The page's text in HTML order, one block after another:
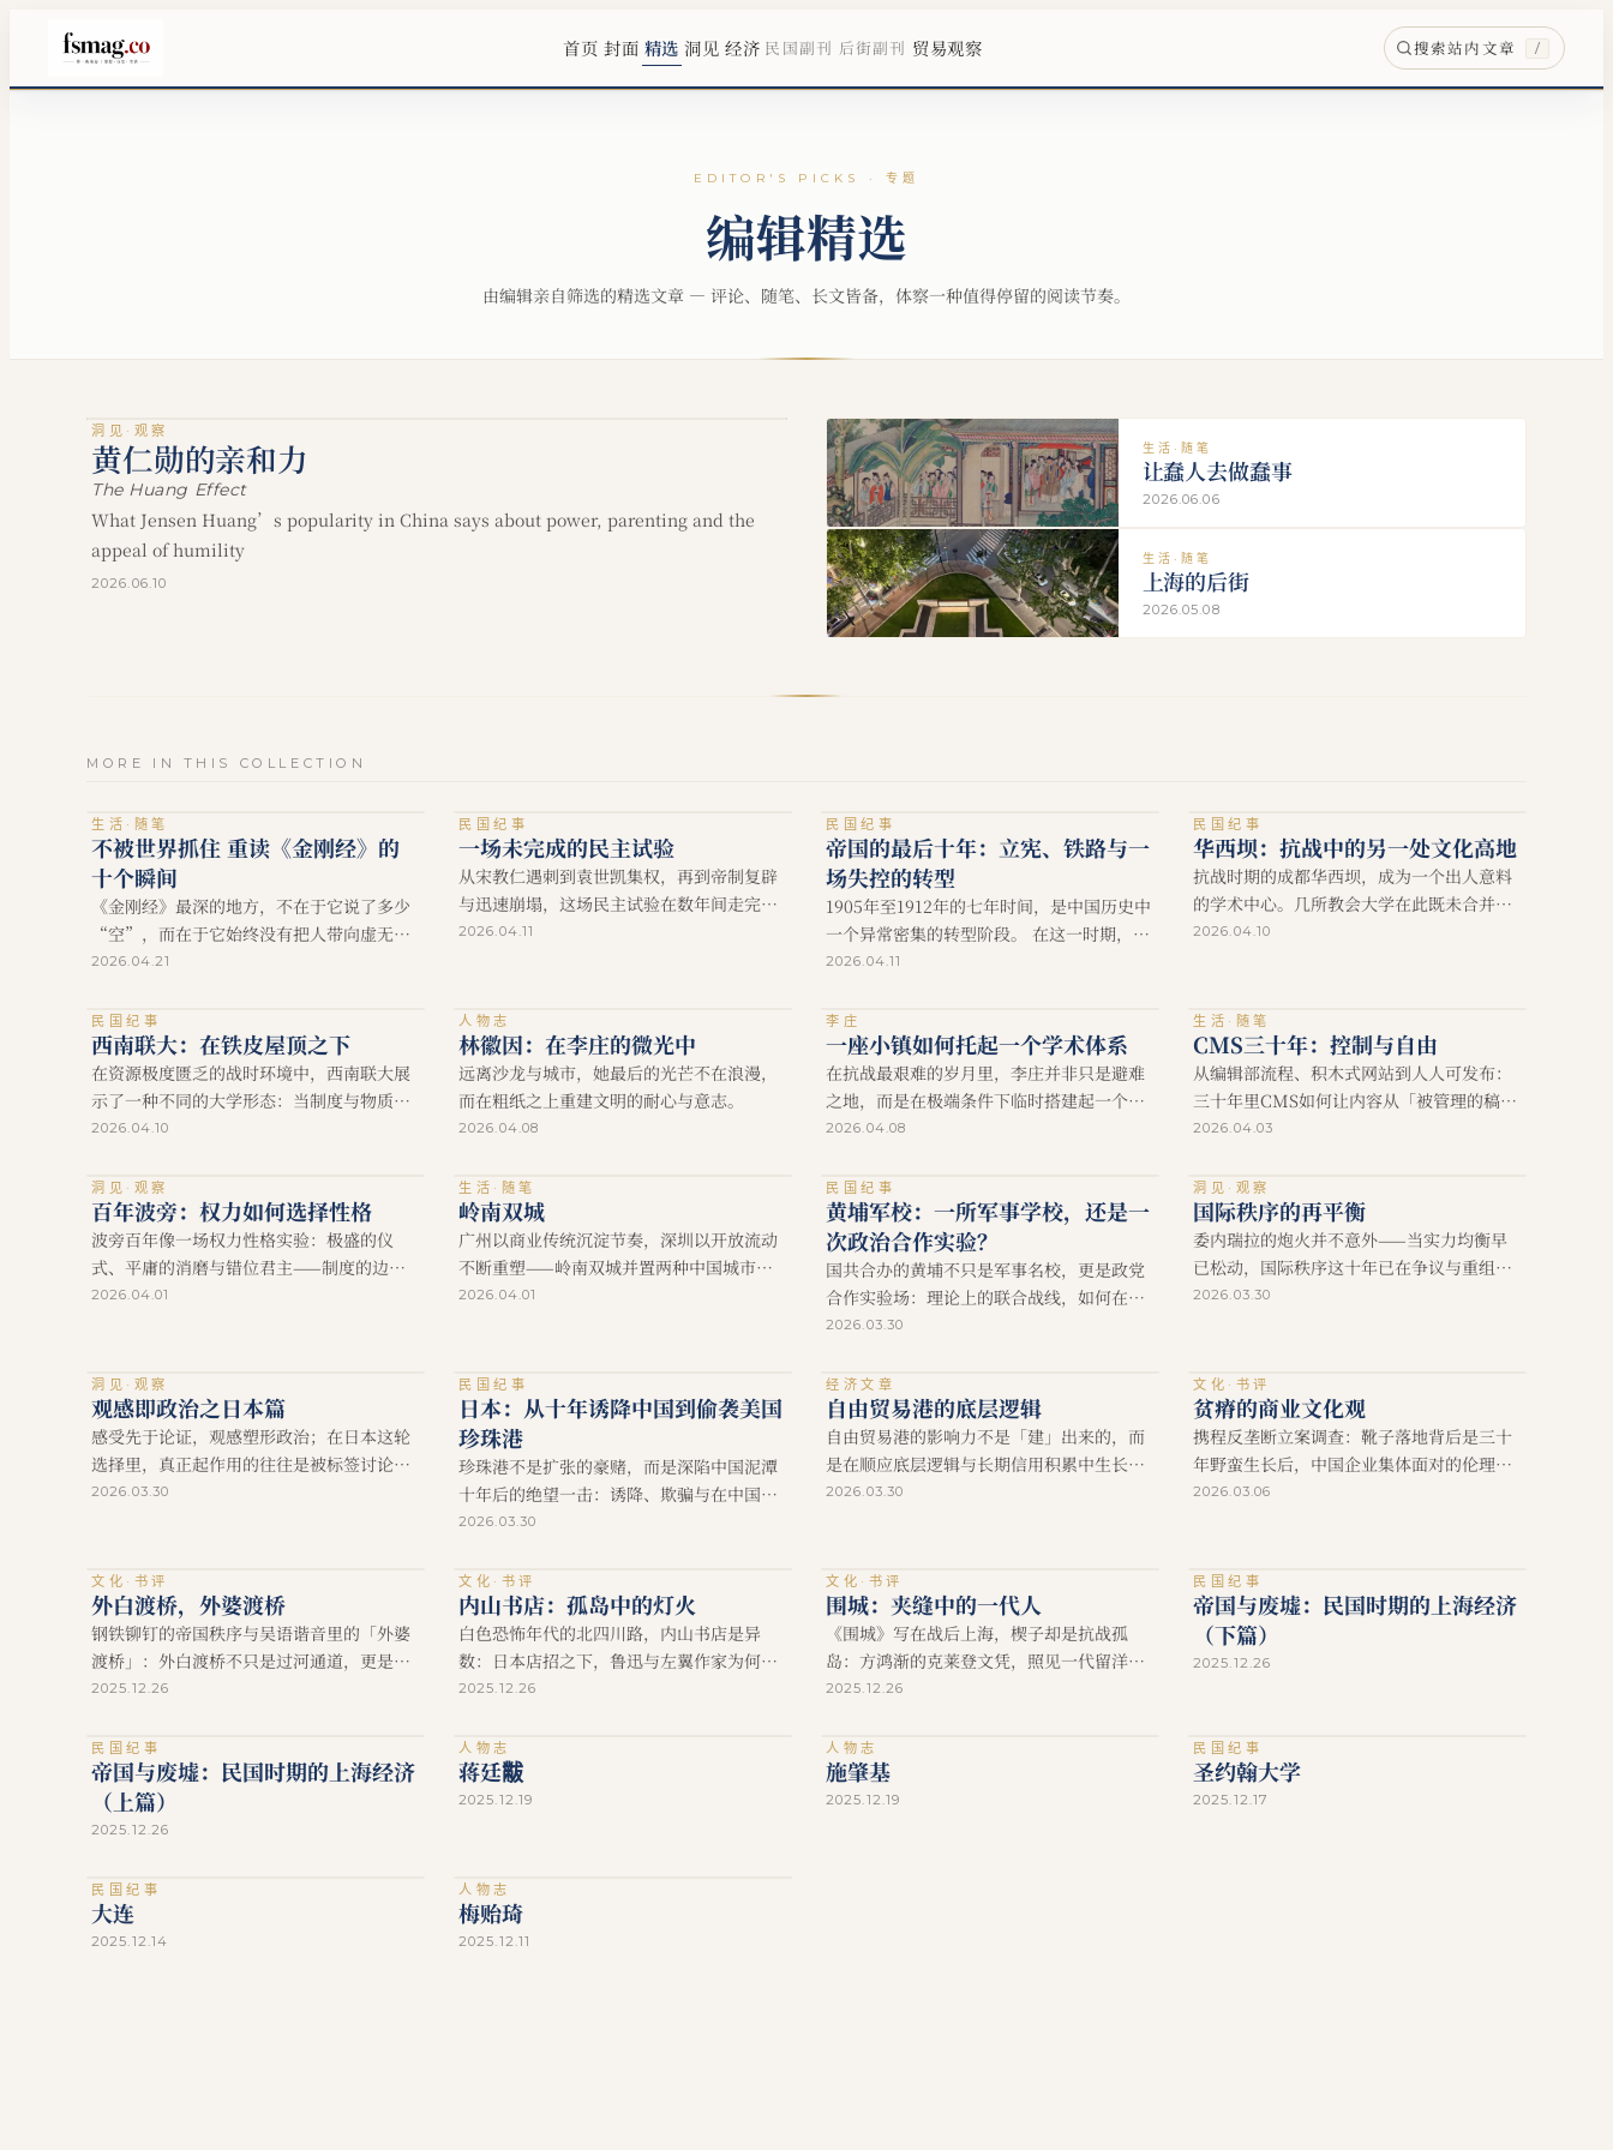
首页 封面 精选 洞见 经济 民国副刊 后街副刊 贸易观察 搜索站内文章 /
EDITOR'S PICKS · 专题
编辑精选
由编辑亲自筛选的精选文章 — 评论、随笔、长文皆备，体察一种值得停留的阅读节奏。
在一个不允许大学正常存在的年代，一所大学如何坚持"照常"。
洞见·观察
黄仁勋的亲和力
The Huang Effect
What Jensen Huang’s popularity in China says about power, parenting and the
appeal of humility
2026.06.10
生活·随笔
让蠢人去做蠢事
2026.06.06
生活·随笔
上海的后街
2026.05.08
MORE IN THIS COLLECTION
生活·随笔
不被世界抓住 重读《金刚经》的
十个瞬间
《金刚经》最深的地方，不在于它说了多少
“空”，而在于它始终没有把人带向虚无。
它并不劝人逃离世界，也不鼓励冷淡生活。
活，但不要把世界里那些暂时的东西，看得
太重、抓得太紧、信得太死。
2026.04.21
民国纪事
一场未完成的民主试验
从宋教仁遇刺到袁世凯集权，再到帝制复辟
与迅速崩塌，这场民主试验在数年间走完了
从希望到幻灭的全过程
2026.04.11
民国纪事
帝国的最后十年：立宪、铁路与一
场失控的转型
1905年至1912年的七年时间，是中国历史中
一个异常密集的转型阶段。 在这一时期，清
廷并非毫无作为。
2026.04.11
民国纪事
华西坝：抗战中的另一处文化高地
抗战时期的成都华西坝，成为一个出人意料
的学术中心。几所教会大学在此既未合并、
也未分离，而是在战争压力下形成了一个共
2026.04.10
民国纪事
西南联大：在铁皮屋顶之下
在资源极度匮乏的战时环境中，西南联大展
示了一种不同的大学形态：当制度与物质被
压缩到极限，知识转而依赖人与人之间的交
2026.04.10
人物志
林徽因：在李庄的微光中
远离沙龙与城市，她最后的光芒不在浪漫，
而在粗纸之上重建文明的耐心与意志。
2026.04.08
李庄
一座小镇如何托起一个学术体系
在抗战最艰难的岁月里，李庄并非只是避难
之地，而是在极端条件下临时搭建起一个完
整的学术体系，使中国的知识、文物与人才
2026.04.08
生活·随笔
CMS三十年：控制与自由
从编辑部流程、积木式网站到人人可发布：
三十年里CMS如何让内容从「被管理的稿
件」逼近一套内容操作系统。
2026.04.03
洞见·观察
百年波旁：权力如何选择性格
波旁百年像一场权力性格实验：极盛的仪
式、平庸的消磨与错位君主——制度的边
界，最终写在那几个具体的人身上。
2026.04.01
生活·随笔
岭南双城
广州以商业传统沉淀节奏，深圳以开放流动
不断重塑——岭南双城并置两种中国城市化
脚本。
2026.04.01
民国纪事
黄埔军校：一所军事学校，还是一
次政治合作实验？
国共合办的黄埔不只是军事名校，更是政党
合作实验场：理论上的联合战线，如何在人
事与枪杆子面前接受现实考核。
2026.03.30
洞见·观察
国际秩序的再平衡
委内瑞拉的炮火并不意外——当实力均衡早
已松动，国际秩序这十年已在争议与重组中
默默改写。
2026.03.30
洞见·观察
观感即政治之日本篇
感受先于论证，观感塑形政治；在日本这轮
选择里，真正起作用的往往是被标签讨论所
遮蔽的那一层情绪与稳定预期。
2026.03.30
民国纪事
日本：从十年诱降中国到偷袭美国
珍珠港
珍珠港不是扩张的豪赌，而是深陷中国泥潭
十年后的绝望一击：诱降、欺骗与在中国意
志面前一再碰壁。
2026.03.30
经济文章
自由贸易港的底层逻辑
自由贸易港的影响力不是「建」出来的，而
是在顺应底层逻辑与长期信用积累中生长出
来的。
2026.03.30
文化·书评
贫瘠的商业文化观
携程反垄断立案调查：靴子落地背后是三十
年野蛮生长后，中国企业集体面对的伦理与
法治大课。
2026.03.06
文化·书评
外白渡桥，外婆渡桥
钢铁铆钉的帝国秩序与吴语谐音里的「外婆
渡桥」：外白渡桥不只是过河通道，更是上
海现代性的物理切口。
2025.12.26
文化·书评
内山书店：孤岛中的灯火
白色恐怖年代的北四川路，内山书店是异
数：日本店招之下，鲁迅与左翼作家为何能
在此获得一桌茶与片刻安全。
2025.12.26
文化·书评
围城：夹缝中的一代人
《围城》写在战后上海，楔子却是抗战孤
岛：方鸿渐的克莱登文凭，照见一代留洋知
识分子的无根与悬浮。
2025.12.26
民国纪事
帝国与废墟：民国时期的上海经济
（下篇）
2025.12.26
民国纪事
帝国与废墟：民国时期的上海经济
（上篇）
2025.12.26
人物志
蒋廷黻
2025.12.19
人物志
施肇基
2025.12.19
民国纪事
圣约翰大学
2025.12.17
民国纪事
大连
2025.12.14
人物志
梅贻琦
2025.12.11